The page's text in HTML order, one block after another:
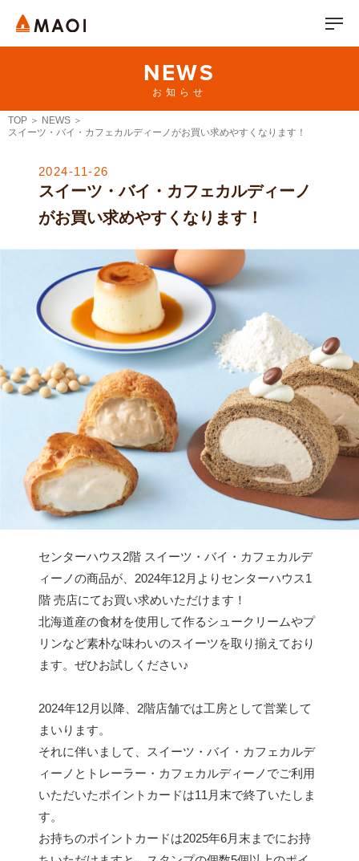
NEWS
お知らせ
TOP
NEWS
スイーツ・バイ・カフェカルディーノがお買い求めやすくなります！
2024-11-26
スイーツ・バイ・カフェカルディーノ
がお買い求めやすくなります！
センターハウス2階 スイーツ・バイ・カフェカルデ
ィーノの商品が、2024年12月よりセンターハウス1
階 売店にてお買い求めいただけます！
北海道産の食材を使用して作るシュークリームやプ
リンなど素朴な味わいのスイーツを取り揃えており
ます。ぜひお試しください♪
2024年12月以降、2階店舗では工房として営業して
まいります。
それに伴いまして、スイーツ・バイ・カフェカルデ
ィーノとトレーラー・カフェカルディーノでご利用
いただいたポイントカードは11月末で終了いたしま
す。
お持ちのポイントカードは2025年6月末までにお持